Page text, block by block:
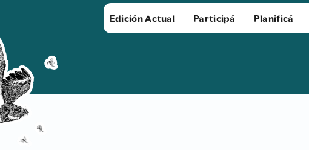
Edición Actual Participá Planificá